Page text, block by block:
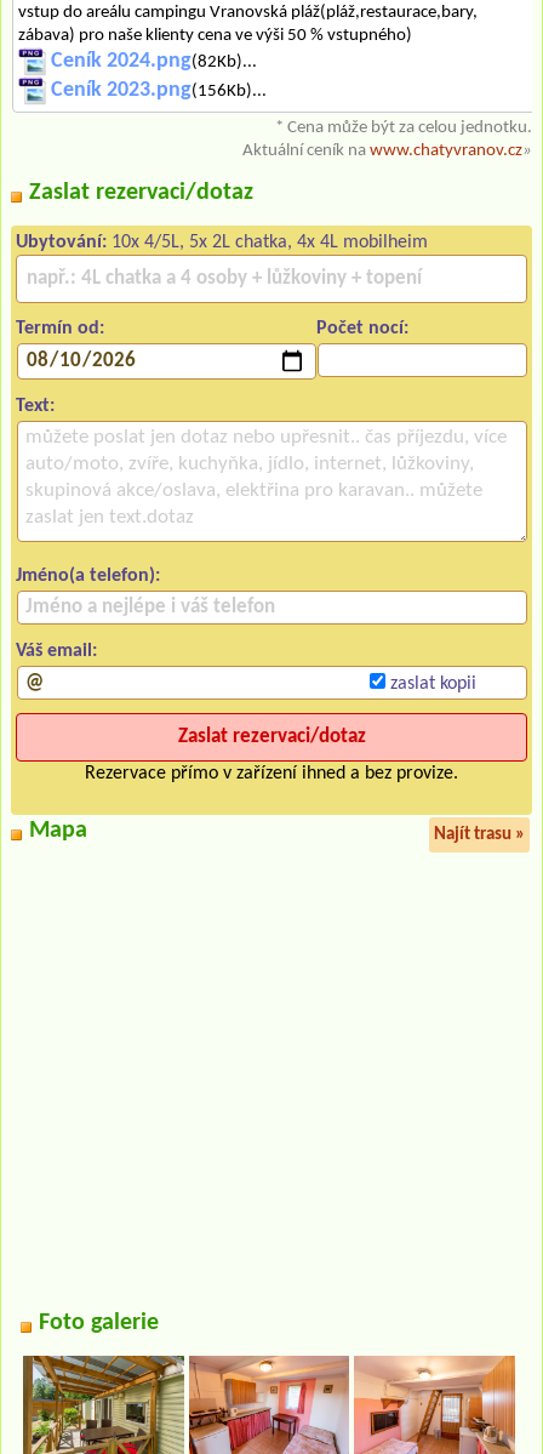
vstup do areálu campingu Vranovská pláž(pláž,restaurace,bary,
zábava) pro naše klienty cena ve výši 50 % vstupného)
Ceník 2024.png(82Kb)...
Ceník 2023.png(156Kb)...
* Cena může být za celou jednotku.
Aktuální ceník na www.chatyvranov.cz»
Zaslat rezervaci/dotaz
Ubytování: 10x 4/5L, 5x 2L chatka, 4x 4L mobilheim
Termín od: Počet nocí:
Text:
Jméno(a telefon):
Váš email:
zaslat kopii
Rezervace přímo v zařízení ihned a bez provize.
Mapa Najít trasu »
Foto galerie